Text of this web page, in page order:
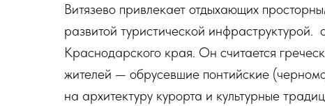
Витязево привлекает отдыхающих
развитой туристической
Краснодарского края. Он считается
жителей — обрусевшие понтийские
на архитектуру курорта и культурные